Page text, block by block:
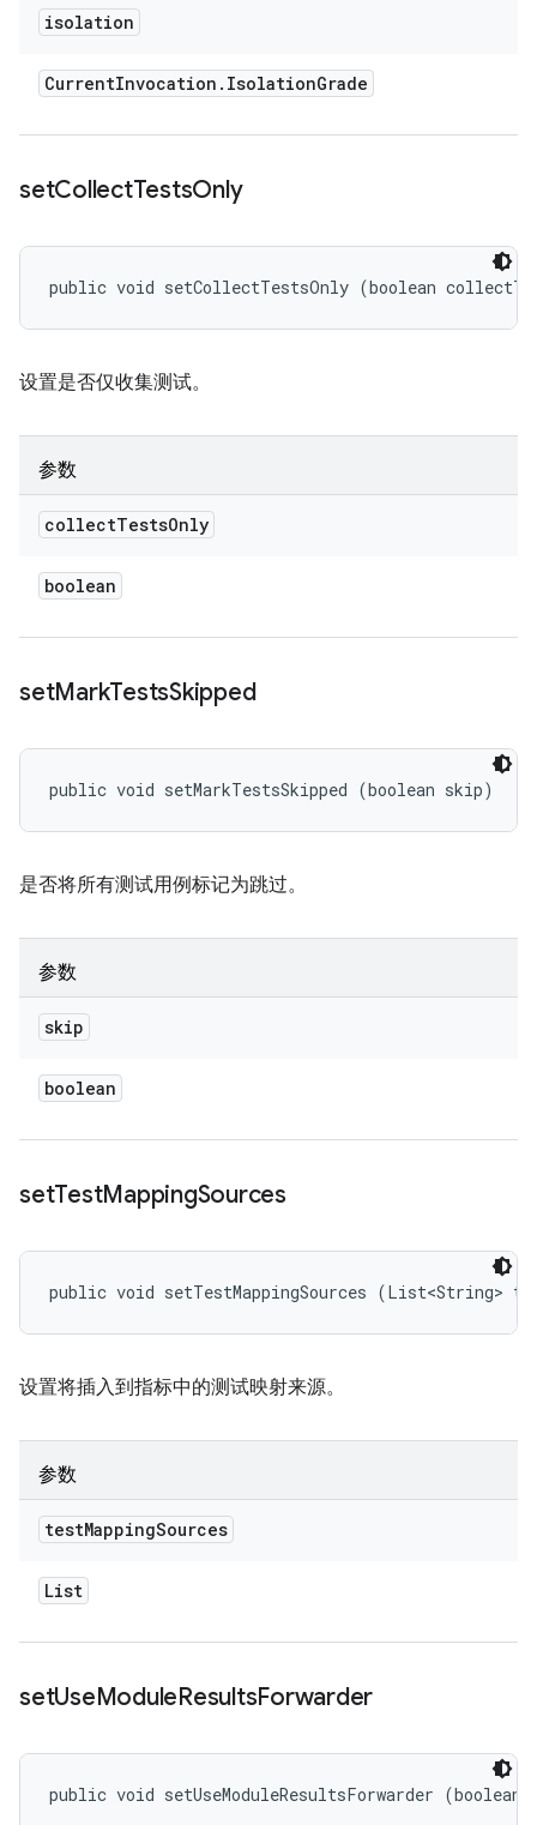
isolation
CurrentInvocation . IsolationGrade
setCollectTestsOnly
public void setCollectTestsOnly (boolean
设置是否仅收集测试。
参数
collectTestsOnly
boolean
setMarkTestsSkipped
public void setMarkTestsSkipped (boolean skip)
是否将所有测试用例标记为跳过。
参数
skip
boolean
setTestMappingSources
public void setTestMappingSources (List<String>
设置将插入到指标中的测试映射来源。
参数
testMappingSources
List
setUseModuleResultsForwarder
public void setUseModuleResultsForwarder (boolean